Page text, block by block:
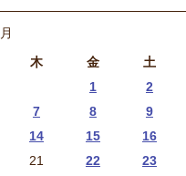
木 金 土
1
2
7 8
9
14 15
16
21 22
23